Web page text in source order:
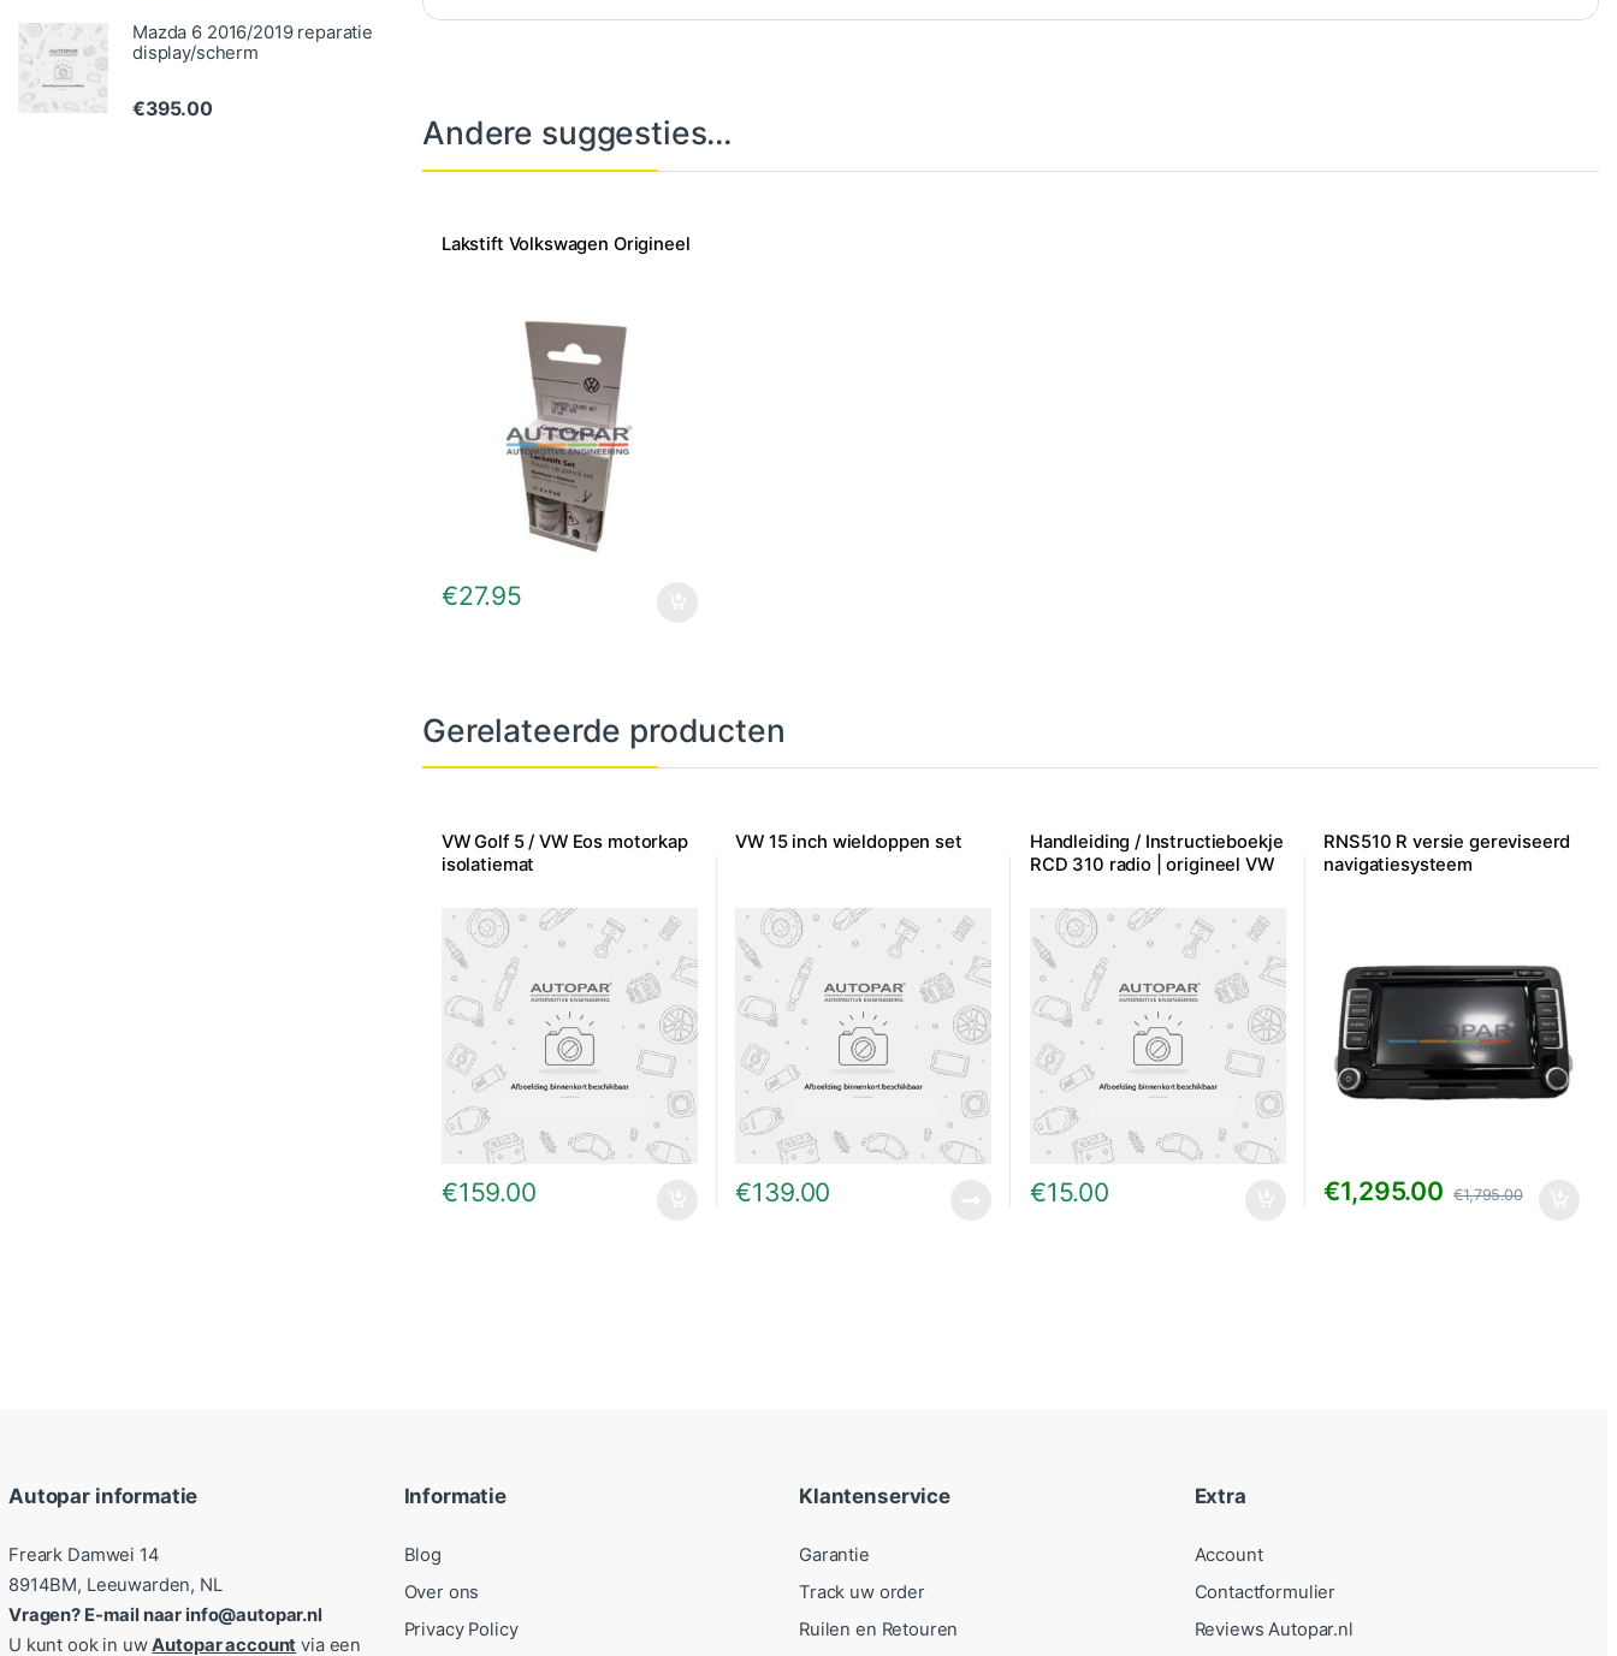
Andere suggesties…
Lakstift Volkswagen Origineel
€27.95
Gerelateerde producten
VW Golf 5 / VW Eos motorkap
isolatiemat
€159.00
VW 15 inch wieldoppen set
€139.00
Handleiding / Instructieboekje
RCD 310 radio | origineel VW
€15.00
RNS510 R versie gereviseerd
navigatiesysteem
€1,295.00 €1,795.00
Mazda 6 2016/2019 reparatie
display/scherm
€395.00
Autopar informatie
Freark Damwei 14
8914BM, Leeuwarden, NL
Vragen? E-mail naar info@autopar.nl
U kunt ook in uwAutopar account via een
Informatie
Blog
Over ons
Privacy Policy
Klantenservice
Garantie
Track uw order
Ruilen en Retouren
Extra
Account
Contactformulier
Reviews Autopar.nl